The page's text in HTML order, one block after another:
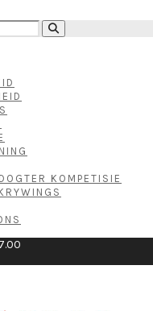
KOMPETISIE